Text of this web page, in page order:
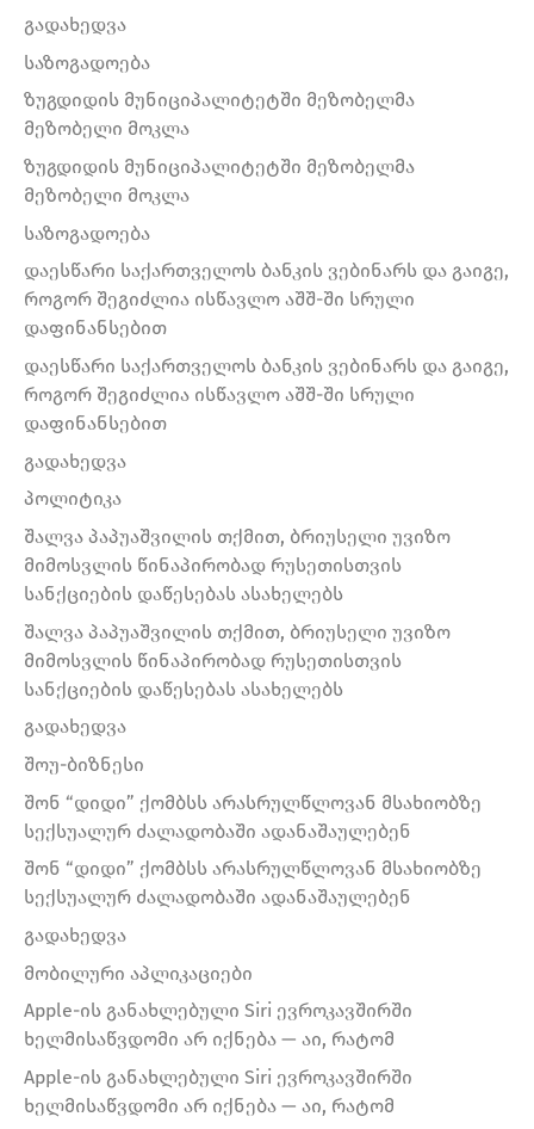
გადახედვა
საზოგადოება
ზუგდიდის მუნიციპალიტეტში მეზობელმა
მეზობელი მოკლა
ზუგდიდის მუნიციპალიტეტში მეზობელმა
მეზობელი მოკლა
საზოგადოება
დაესწარი საქართველოს ბანკის ვებინარს და გაიგე,
როგორ შეგიძლია ისწავლო აშშ-ში სრული
დაფინანსებით
დაესწარი საქართველოს ბანკის ვებინარს და გაიგე,
როგორ შეგიძლია ისწავლო აშშ-ში სრული
დაფინანსებით
გადახედვა
პოლიტიკა
შალვა პაპუაშვილის თქმით, ბრიუსელი უვიზო
მიმოსვლის წინაპირობად რუსეთისთვის
სანქციების დაწესებას ასახელებს
შალვა პაპუაშვილის თქმით, ბრიუსელი უვიზო
მიმოსვლის წინაპირობად რუსეთისთვის
სანქციების დაწესებას ასახელებს
გადახედვა
შოუ-ბიზნესი
შონ “დიდი” ქომბსს არასრულწლოვან მსახიობზე
სექსუალურ ძალადობაში ადანაშაულებენ
შონ “დიდი” ქომბსს არასრულწლოვან მსახიობზე
სექსუალურ ძალადობაში ადანაშაულებენ
გადახედვა
მობილური აპლიკაციები
Apple-ის განახლებული Siri ევროკავშირში
ხელმისაწვდომი არ იქნება — აი, რატომ
Apple-ის განახლებული Siri ევროკავშირში
ხელმისაწვდომი არ იქნება — აი, რატომ